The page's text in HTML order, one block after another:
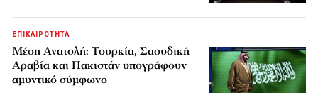
ΕΠΙΚΑΙΡΟΤΗΤΑ
Μέση Ανατολή: Τουρκία, Σαουδική
Αραβία και Πακιστάν υπογράφουν
αμυντικό σύμφωνο